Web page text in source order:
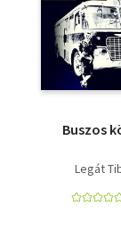
Buszos
Legát